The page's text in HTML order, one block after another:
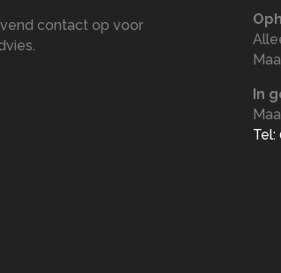
contact op voor
In
Tel: